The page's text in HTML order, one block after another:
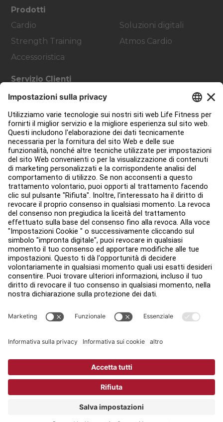
Prodotti
Cardio
Strength Training
Accessoristica
Soluzioni digitali
Atmos Cardio
Servizio Clienti
Progettazione strutture
Hub di servizio
Hub per l'istruzione
Circa
Trova un distributore
Trova un negozio
Legale
Accessibilità
Accedi ad Facility Connect
Politica Sulla Privacy Di Life Fitness
Copyright © 2026 Life Fitness